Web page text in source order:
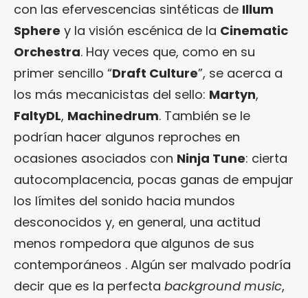
con las efervescencias sintéticas de Illum
Sphere y la visión escénica de la Cinematic
Orchestra. Hay veces que, como en su
primer sencillo “Draft Culture”, se acerca a
los más mecanicistas del sello: Martyn,
FaltyDL, Machinedrum. También se le
podrían hacer algunos reproches en
ocasiones asociados con Ninja Tune: cierta
autocomplacencia, pocas ganas de empujar
los límites del sonido hacia mundos
desconocidos y, en general, una actitud
menos rompedora que algunos de sus
contemporáneos . Algún ser malvado podría
decir que es la perfecta background music,